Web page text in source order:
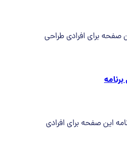
صفحه برای افرادی طراحی
این صفحه برای افرادی